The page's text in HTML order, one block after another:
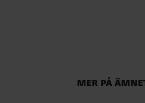
Mer på